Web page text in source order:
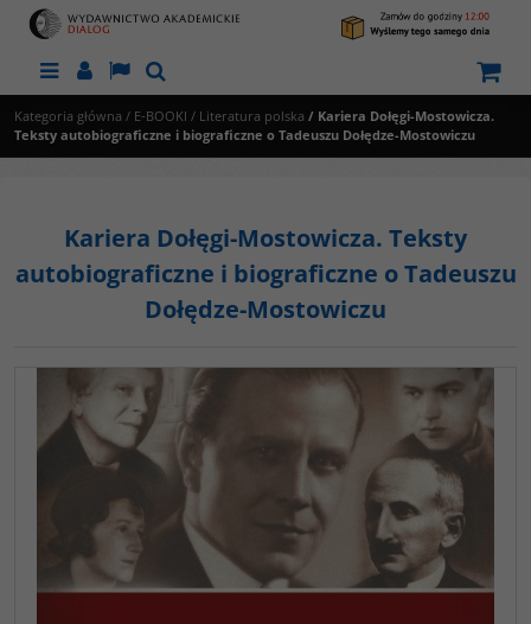
MenuPanelLangSzukaj
Kategoria główna / E-BOOKI / Literatura polska / Kariera Dołęgi-Mostowicza.
Teksty autobiograficzne i biograficzne o Tadeuszu Dołędze-Mostowiczu
Kariera Dołęgi-Mostowicza. Teksty
autobiograficzne i biograficzne o Tadeuszu
Dołędze-Mostowiczu